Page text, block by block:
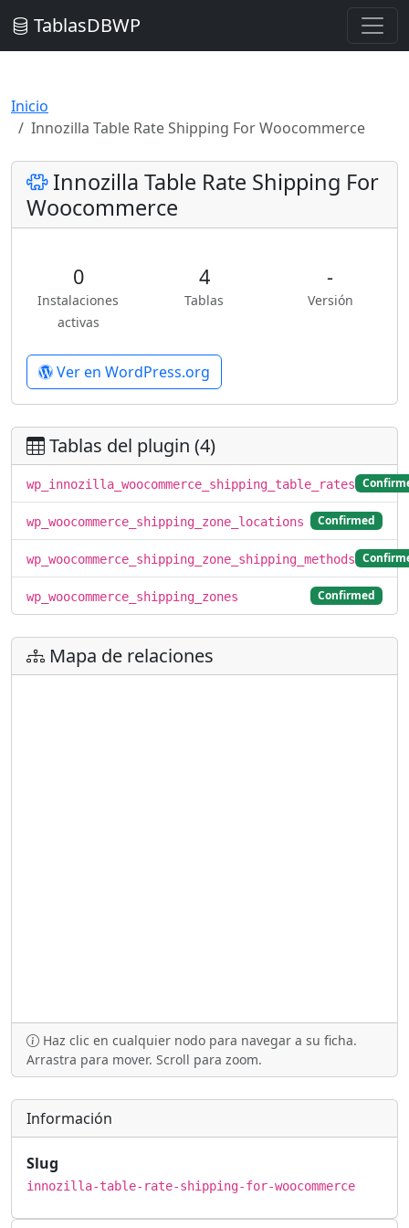
TablasDBWP
Inicio
Innozilla Table Rate Shipping For Woocommerce
Innozilla Table Rate Shipping For
Woocommerce
0
Instalaciones
activas
4
Tablas
-
Versión
Ver en WordPress.org
Tablas del plugin (4)
wp_innozilla_woocommerce_shipping_table_rates
wp_woocommerce_shipping_zone_locations Confirmed
wp_woocommerce_shipping_zone_shipping_methods
wp_woocommerce_shipping_zones Confirmed
Mapa de relaciones
Haz clic en cualquier nodo para navegar a su ficha.
Arrastra para mover. Scroll para zoom.
Información
Slug
innozilla-table-rate-shipping-for-woocommerce